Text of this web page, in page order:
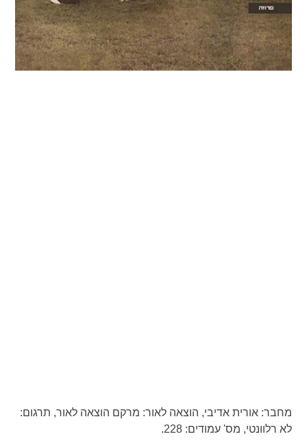
מחבר:אורית אדיבי, הוצאה לאור: מרקם הוצאה לאור, תרגום:
לא רלוונטי, מס' עמודים: 228.